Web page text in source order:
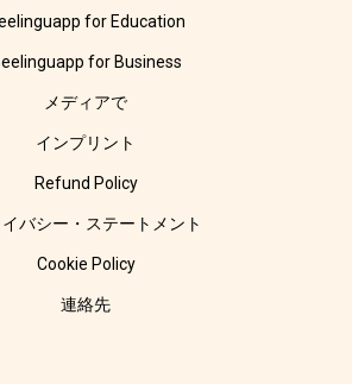
for Education
for Business
メディアで
インプリント
Refund Policy
バシー・ステートメント
Cookie Policy
連絡先